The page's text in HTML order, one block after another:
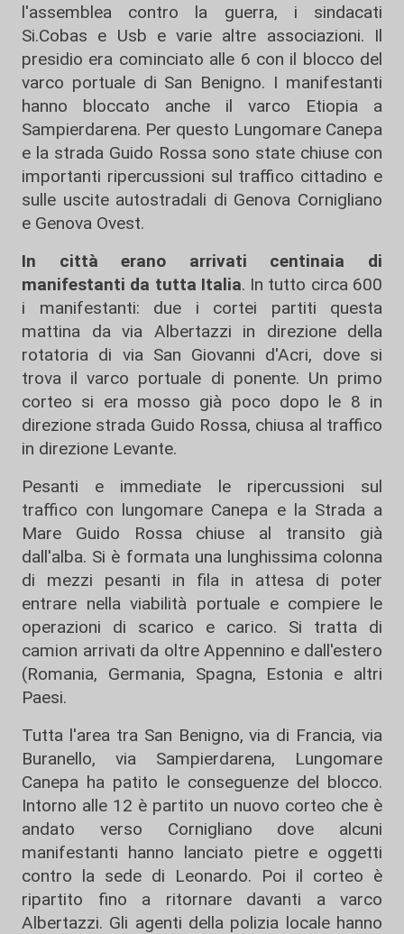
l'assemblea contro la guerra, i sindacati
Si.Cobas e Usb e varie altre associazioni. Il
presidio era cominciato alle 6 con il blocco del
varco portuale di San Benigno. I manifestanti
hanno bloccato anche il varco Etiopia a
Sampierdarena. Per questo Lungomare Canepa
e la strada Guido Rossa sono state chiuse con
importanti ripercussioni sul traffico cittadino e
sulle uscite autostradali di Genova Cornigliano
e Genova Ovest.
In città erano arrivati centinaia di
manifestanti da tutta Italia. In tutto circa 600
i manifestanti: due i cortei partiti questa
mattina da via Albertazzi in direzione della
rotatoria di via San Giovanni d'Acri, dove si
trova il varco portuale di ponente. Un primo
corteo si era mosso già poco dopo le 8 in
direzione strada Guido Rossa, chiusa al traffico
in direzione Levante.
Pesanti e immediate le ripercussioni sul
traffico con lungomare Canepa e la Strada a
Mare Guido Rossa chiuse al transito già
dall'alba. Si è formata una lunghissima colonna
di mezzi pesanti in fila in attesa di poter
entrare nella viabilità portuale e compiere le
operazioni di scarico e carico. Si tratta di
camion arrivati da oltre Appennino e dall'estero
(Romania, Germania, Spagna, Estonia e altri
Paesi.
Tutta l'area tra San Benigno, via di Francia, via
Buranello, via Sampierdarena, Lungomare
Canepa ha patito le conseguenze del blocco.
Intorno alle 12 è partito un nuovo corteo che è
andato verso Cornigliano dove alcuni
manifestanti hanno lanciato pietre e oggetti
contro la sede di Leonardo. Poi il corteo è
ripartito fino a ritornare davanti a varco
Albertazzi. Gli agenti della polizia locale hanno